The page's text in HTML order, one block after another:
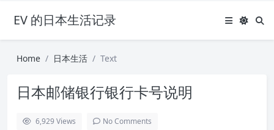
EV 的日本生活记录
Home 日本生活 Text
日本邮储银行银行卡号说明
6,929Views No Comments